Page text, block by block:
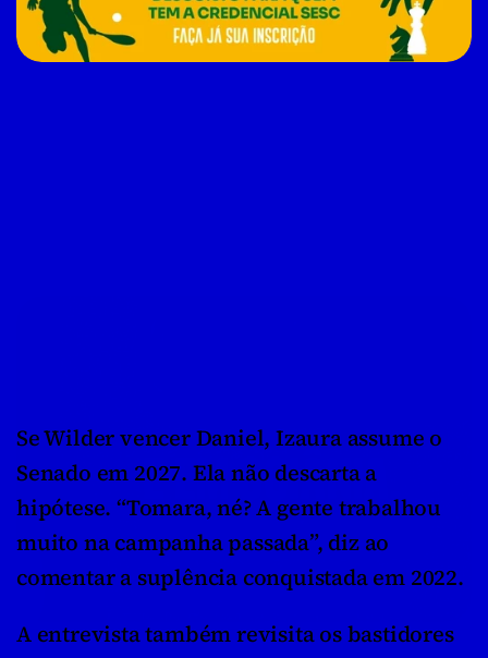
Se Wilder vencer Daniel, Izaura assume o
Senado em 2027. Ela não descarta a
hipótese. “Tomara, né? A gente trabalhou
muito na campanha passada”, diz ao
comentar a suplência conquistada em 2022.
A entrevista também revisita os bastidores